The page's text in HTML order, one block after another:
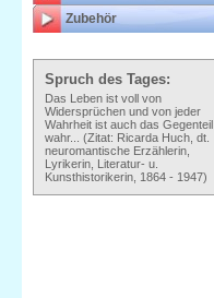
Zubehör
Spruch des Tages:
Das Leben ist voll von
Widersprüchen und von jeder
Wahrheit ist auch das Gegenteil
wahr... (Zitat: Ricarda Huch, dt.
neuromantische Erzählerin,
Lyrikerin, Literatur- u.
Kunsthistorikerin, 1864 - 1947)